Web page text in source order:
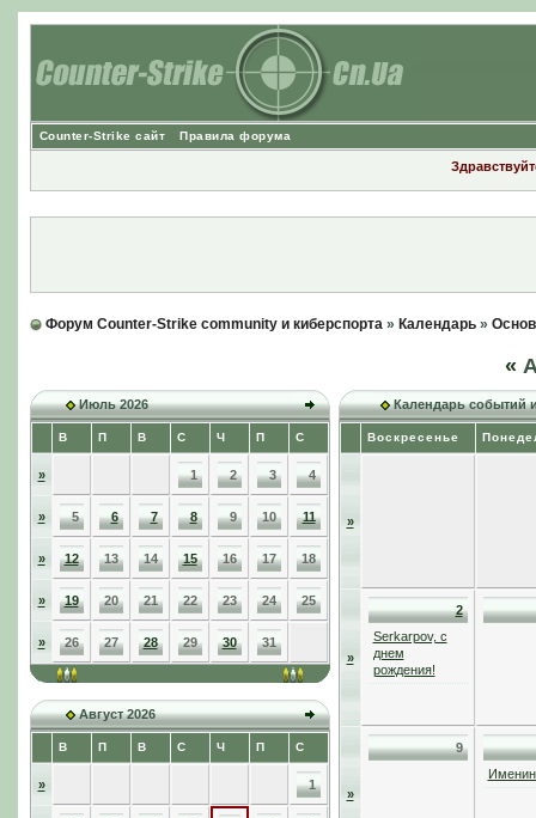
Counter-Strike сайт Правила форума
Форум Counter-Strike community и киберспорта» Календарь»
«
Июль 2026
В П В С Ч П С
» 1 2 3 4
» 5 6 7 8 9 10 11
» 12 13 14 15 16 17 18
» 19 20 21 22 23 24 25
» 26 27 28 29 30 31
Август 2026
В П В С Ч П С
» 1
Календарь событий
Воскресенье
»
»
2
Serkarpov, с
днем
рождения!
»
9